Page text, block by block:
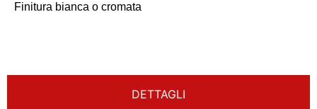
Finitura bianca o cromata
DETTAGLI